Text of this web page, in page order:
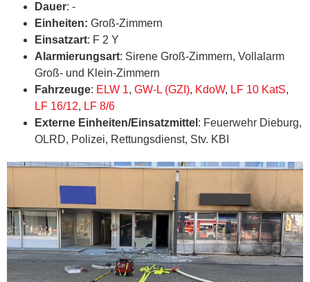
Dauer: -
Einheiten: Groß-Zimmern
Einsatzart: F 2 Y
Alarmierungsart: Sirene Groß-Zimmern, Vollalarm
Groß- und Klein-Zimmern
Fahrzeuge: ELW 1, GW-L (GZI), KdoW, LF 10 KatS,
LF 16/12, LF 8/6
Externe Einheiten/Einsatzmittel : Feuerwehr Dieburg,
OLRD, Polizei, Rettungsdienst, Stv. KBI